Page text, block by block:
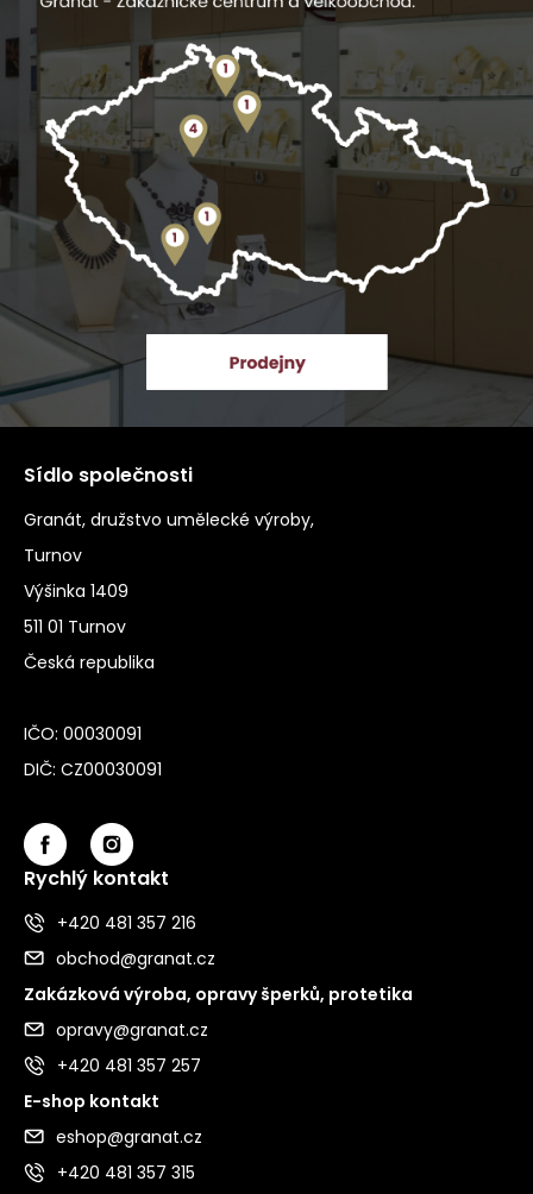
Sídlo společnosti
Granát, družstvo umělecké výroby,
Turnov
Výšinka 1409
511 01 Turnov
Česká republika
IČO: 00030091
DIČ: CZ00030091
Rychlý kontakt
+420 481 357 216
obchod@granat.cz
Zakázková výroba, opravy šperků, protetika
opravy@granat.cz
+420 481 357 257
E-shop kontakt
eshop@granat.cz
+420 481 357 315